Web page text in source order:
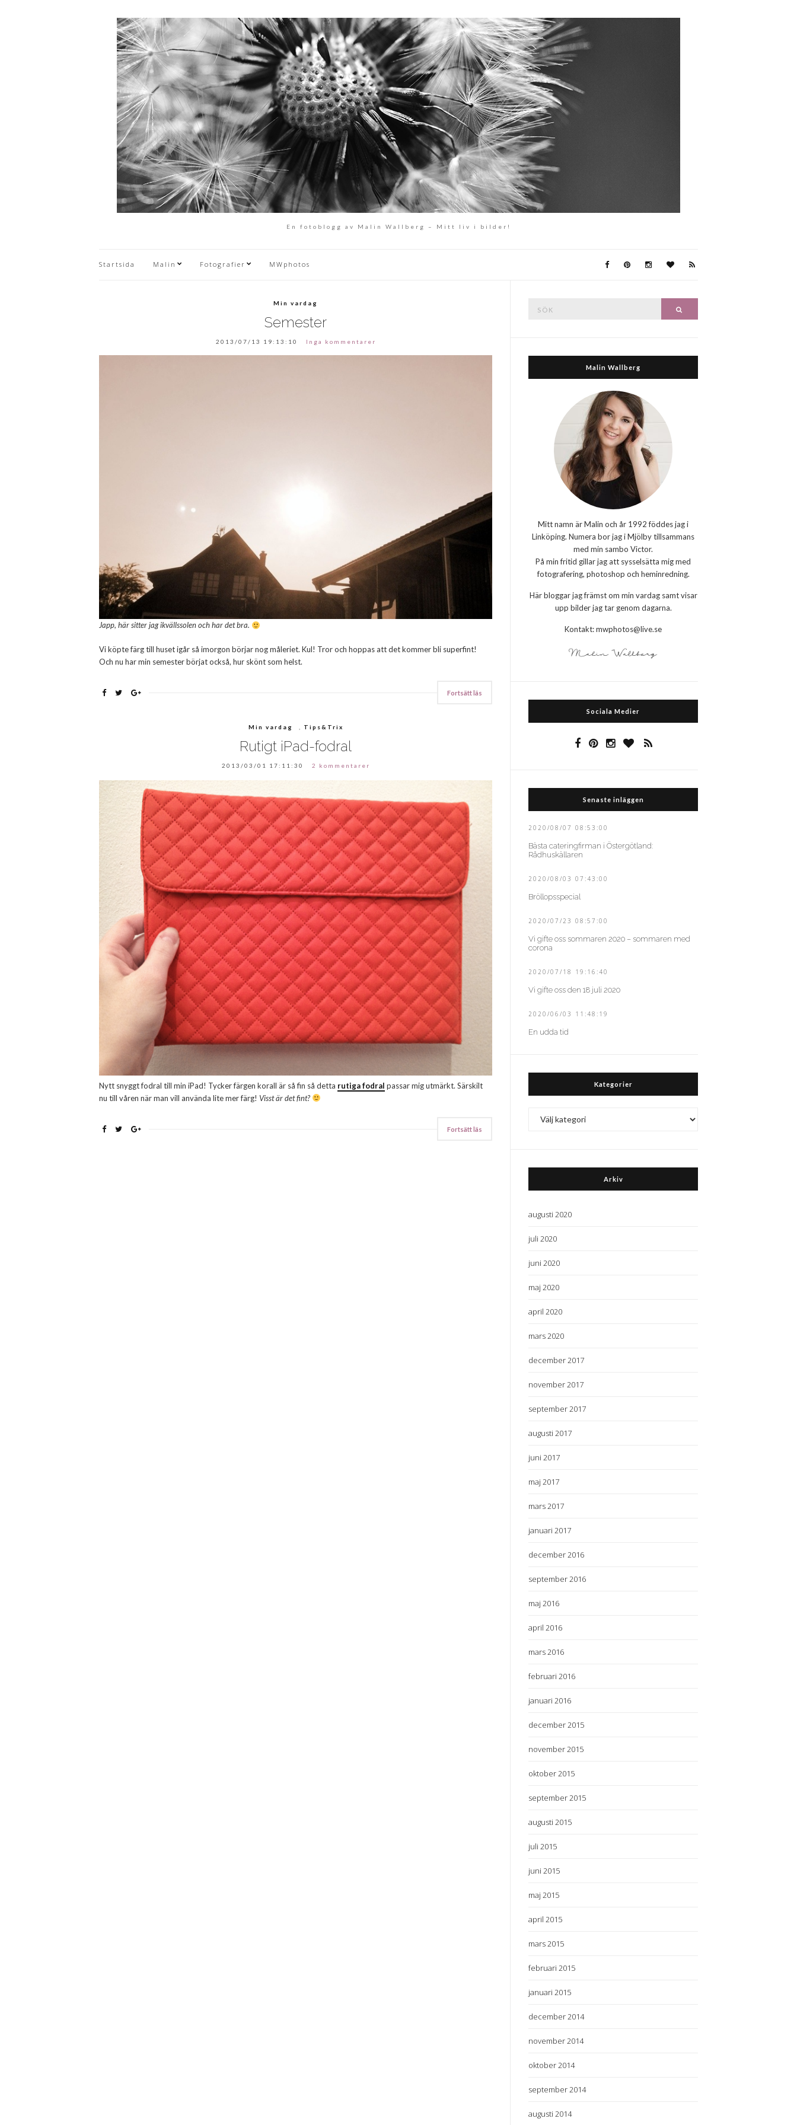
En fotoblogg av Malin Wallberg – Mitt liv i bilder!
Startsida Malin Fotografier MWphotos
Min vardag
Semester
2013/07/13 19:13:10 Inga kommentarer
Japp, här sitter jag ikvällssolen och har det bra.
Vi köpte färg till huset igår så imorgon börjar nog måleriet. Kul! Tror och hoppas att det kommer bli superfint!
Och nu har min semester börjat också, hur skönt som helst.
Fortsätt läs
Min vardag Tips&Trix
Rutigt iPad-fodral
2013/03/01 17:11:30 2 kommentarer
Nytt snyggt fodral till min iPad! Tycker färgen korall är så fin så detta rutiga fodral passar mig utmärkt. Särskilt
nu till våren när man vill använda lite mer färg! Visst är det fint?
Fortsätt läs
Malin Wallberg
Mitt namn är Malin och år 1992 föddes jag i
Linköping. Numera bor jag i Mjölby tillsammans
med min sambo Victor.
På min fritid gillar jag att sysselsätta mig med
fotografering, photoshop och heminredning.
Här bloggar jag främst om min vardag samt visar
upp bilder jag tar genom dagarna.
Kontakt: mwphotos@live.se
Sociala Medier
Senaste inläggen
2020/08/07 08:53:00
Bästa cateringfirman i Östergötland:
Rådhuskällaren
2020/08/03 07:43:00
Bröllopsspecial
2020/07/23 08:57:00
Vi gifte oss sommaren 2020 – sommaren med
corona
2020/07/18 19:16:40
Vi gifte oss den 18 juli 2020
2020/06/03 11:48:19
En udda tid
Kategorier
Arkiv
augusti 2020
juli 2020
juni 2020
maj 2020
april 2020
mars 2020
december 2017
november 2017
september 2017
augusti 2017
juni 2017
maj 2017
mars 2017
januari 2017
december 2016
september 2016
maj 2016
april 2016
mars 2016
februari 2016
januari 2016
december 2015
november 2015
oktober 2015
september 2015
augusti 2015
juli 2015
juni 2015
maj 2015
april 2015
mars 2015
februari 2015
januari 2015
december 2014
november 2014
oktober 2014
september 2014
augusti 2014